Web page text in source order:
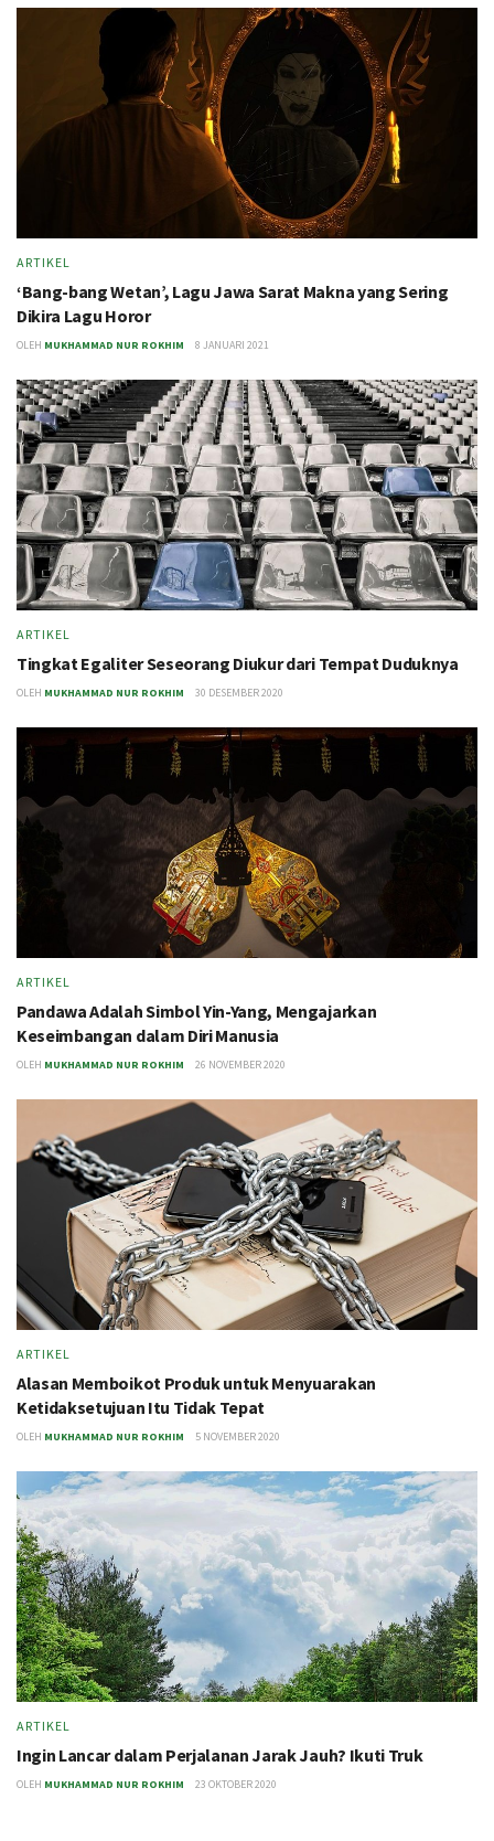
ARTIKEL
‘Bang-bang Wetan’, Lagu Jawa Sarat Makna yang Sering
Dikira Lagu Horor
OLEH MUKHAMMAD NUR ROKHIM 8 JANUARI 2021
ARTIKEL
Tingkat Egaliter Seseorang Diukur dari Tempat Duduknya
OLEH MUKHAMMAD NUR ROKHIM 30 DESEMBER 2020
ARTIKEL
Pandawa Adalah Simbol Yin-Yang, Mengajarkan
Keseimbangan dalam Diri Manusia
OLEH MUKHAMMAD NUR ROKHIM 26 NOVEMBER 2020
ARTIKEL
Alasan Memboikot Produk untuk Menyuarakan
Ketidaksetujuan Itu Tidak Tepat
OLEH MUKHAMMAD NUR ROKHIM 5 NOVEMBER 2020
ARTIKEL
Ingin Lancar dalam Perjalanan Jarak Jauh? Ikuti Truk
OLEH MUKHAMMAD NUR ROKHIM 23 OKTOBER 2020